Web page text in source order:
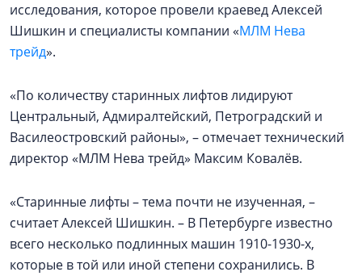
исследования, которое провели краевед Алексей
Шишкин и специалисты компании «МЛМ Нева
трейд».
«По количеству старинных лифтов лидируют
Центральный, Адмиралтейский, Петроградский и
Василеостровский районы», – отмечает технический
директор «МЛМ Нева трейд» Максим Ковалёв.
«Старинные лифты – тема почти не изученная, –
считает Алексей Шишкин. – В Петербурге известно
всего несколько подлинных машин 1910-1930-х,
которые в той или иной степени сохранились. В